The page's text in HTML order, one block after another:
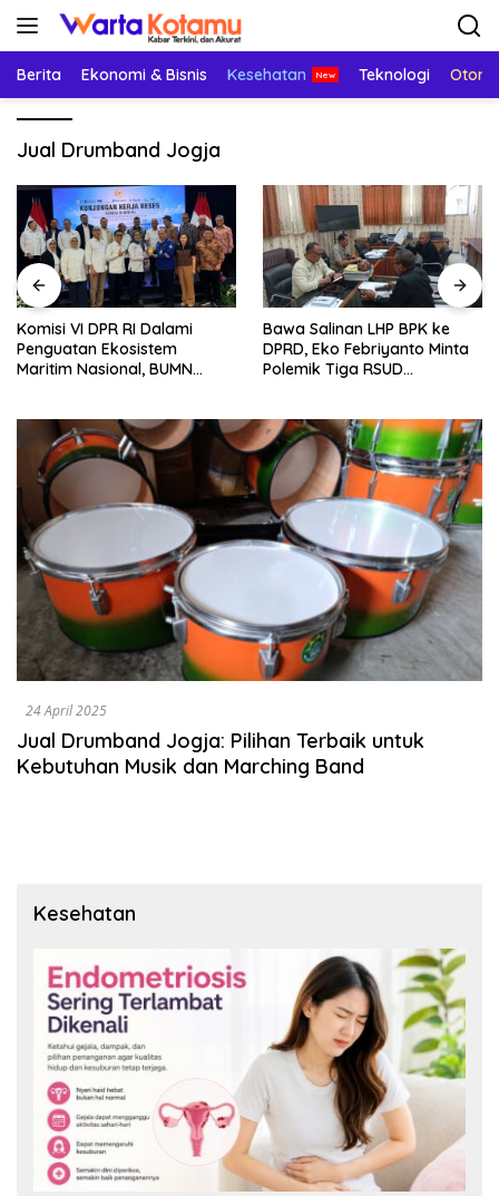
Langsung
Berita Ekonomi & Bisnis Kesehatan Teknologi
Jual Drumband Jogja
Komisi VI DPR RI Dalami
Penguatan Ekosistem
Maritim Nasional, BUMN
Bawa Salinan LHP BPK ke
DPRD, Eko Febriyanto Minta
Polemik Tiga RSUD
24 April 2025
Jual Drumband Jogja: Pilihan Terbaik untuk
Kebutuhan Musik dan Marching Band
Kesehatan